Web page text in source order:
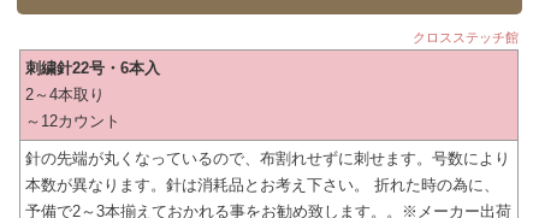
クロスステッチ館
刺繍針22号・6本入
2～4本取り
～12カウント
針の先端が丸くなっているので、布割れせずに刺せます。号数により
本数が異なります。針は消耗品とお考え下さい。 折れた時の為に、
予備で2～3本揃えておかれる事をお勧め致します。。※メーカー出荷